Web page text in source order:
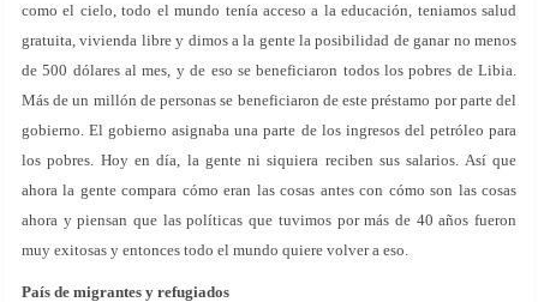
como el cielo, todo el mundo tenía acceso a la educación, teniamos salud
gratuita, vivienda libre y dimos a la gente la posibilidad de ganar no menos
de 500 dólares al mes, y de eso se beneficiaron todos los pobres de Libia.
Más de un millón de personas se beneficiaron de este préstamo por parte del
gobierno. El gobierno asignaba una parte de los ingresos del petróleo para
los pobres. Hoy en día, la gente ni siquiera reciben sus salarios. Así que
ahora la gente compara cómo eran las cosas antes con cómo son las cosas
ahora y piensan que las políticas que tuvimos por más de 40 años fueron
muy exitosas y entonces todo el mundo quiere volver a eso.
País de migrantes y refugiados